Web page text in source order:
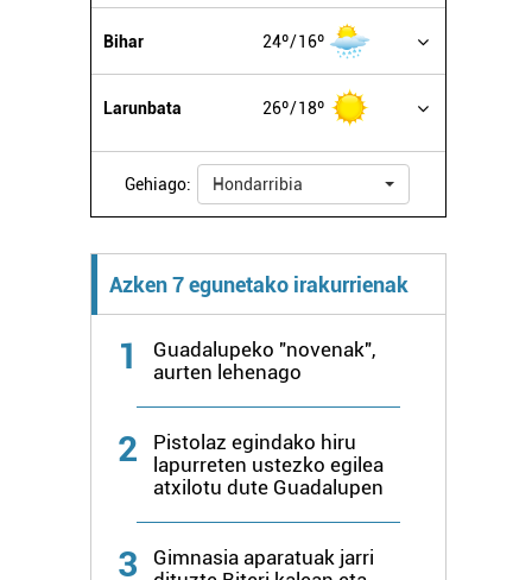
Bihar 24º 16º
Larunbata 26º 18º
Gehiago: Hondarribia
Azken 7 egunetako irakurrienak
1
Guadalupeko "novenak",
aurten lehenago
2
Pistolaz egindako hiru
lapurreten ustezko egilea
atxilotu dute Guadalupen
3
Gimnasia aparatuak jarri